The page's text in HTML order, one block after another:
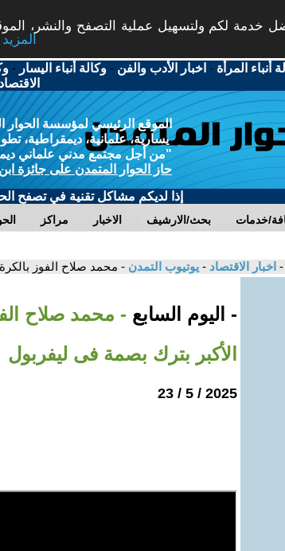
خدمة لكم ولتسهيل عملية التصفح والنشر،
More info - المزيد
أنباء المرأة - اخبار الأدب والفن -وكالة أنباء اليسار -
الاقتصاد
الموقع الرئيسي لمؤسسة الحوار
يسارية، علمانية، ديمقراطية،
"من أجل مجتمع مدني علماني
حاز الحوار المتمدن على جائزة
إذا لديكم مشاكل تقنية في تصفح
مراكز الاخبار بحث/الارشيف خدمات
- اخبار الاقتصاد - يوتيوب التمدن - محمد صلاح الفوز
- اليوم السابع - محمد صلاح
الأكبر بترك بصمة فى ليفربول
2025 / 5 / 23